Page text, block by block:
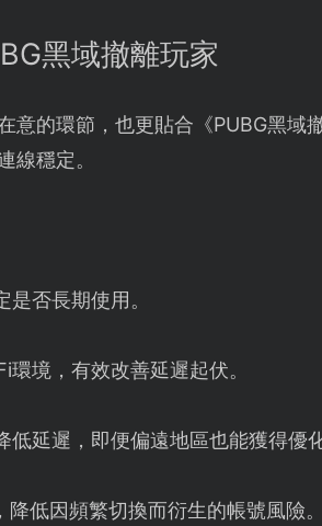
黑域撤離玩家
意的環節，也更貼合《PUBG黑域
線穩定。
否長期使用。
境，有效改善延遲起伏。
低延遲，即便偏遠地區也能獲得優
降低因頻繁切換而衍生的帳號風險